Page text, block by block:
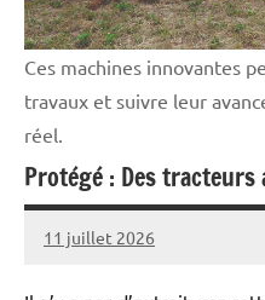
Ces machines innovantes
travaux et suivre leur
réel.
Protégé : Des tracteurs
11 juillet 2026
Thibaut